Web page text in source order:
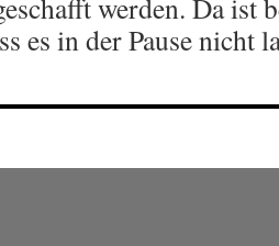
werden. Da ist
es in der Pause nicht